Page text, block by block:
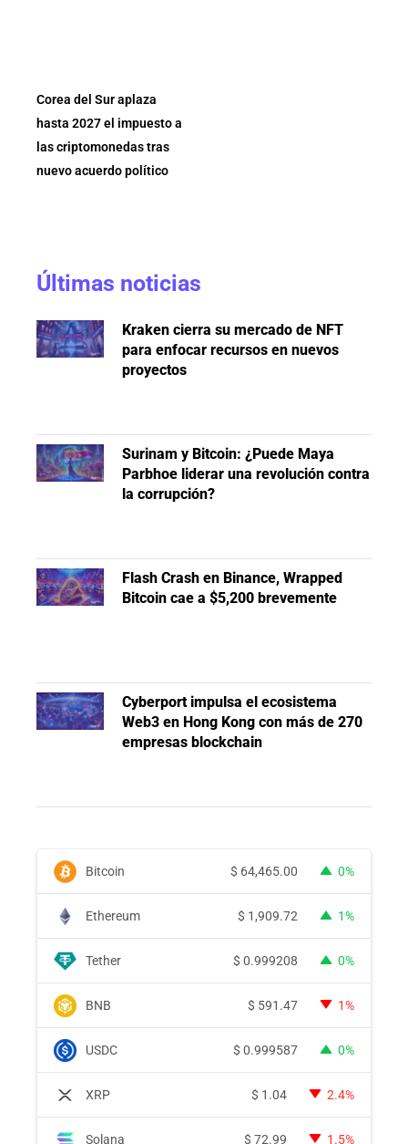
Corea del Sur aplaza
hasta 2027 el impuesto a
las criptomonedas tras
nuevo acuerdo político
Últimas noticias
Kraken cierra su mercado de NFT
para enfocar recursos en nuevos
proyectos
Surinam y Bitcoin: ¿Puede Maya
Parbhoe liderar una revolución contra
la corrupción?
Flash Crash en Binance, Wrapped
Bitcoin cae a $5,200 brevemente
Cyberport impulsa el ecosistema
Web3 en Hong Kong con más de 270
empresas blockchain
Bitcoin $ 64,465.00 0%
Ethereum $ 1,909.72 1%
Tether $ 0.999208 0%
BNB $ 591.47 1%
USDC $ 0.999587 0%
XRP $ 1.04 2.4%
Solana $ 72.99 1.5%